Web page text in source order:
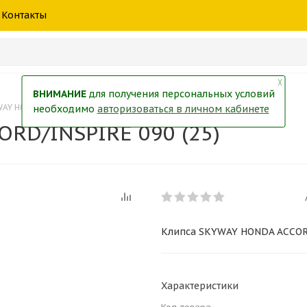
Контакты
HONDA ACCORD/INSPIRE 090 (25)
INSPIRE 090 (25)
Клипса SKYWAY HONDA
Характеристики
╳
ВНИМАНИЕдля получения персональных условий
необходимо авторизоваться в личном кабинете